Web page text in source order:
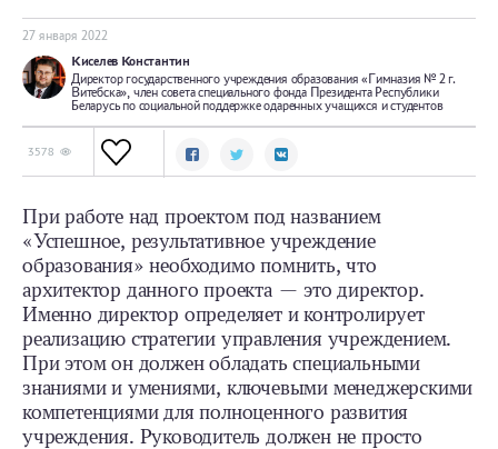
27 января 2022
Киселев Константин
Директор государственного учреждения образования «Гимназия № 2 г.
Витебска», член совета специального фонда Президента Респуб­лики
Беларусь по социальной поддержке одаренных учащихся и студентов
3578
При работе над проектом под названием
«Успешное, результативное учреждение
образования» необходимо помнить, что
архитектор данного проекта — это директор.
Именно директор определяет и контролирует
реализацию стратегии управления учреждением.
При этом он должен обладать специальными
знаниями и умениями, ключевыми менеджерскими
компетенциями для полноценного развития
учреждения. Руководитель должен не просто